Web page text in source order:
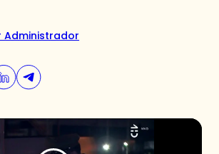
Administrador